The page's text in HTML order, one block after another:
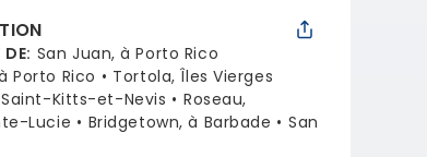
DE: San Juan, à Porto Rico
Porto Rico
Tortola, Îles Vierges
Kitts-et-Nevis
Roseau,
Lucie Bridgetown, à Barbade
San